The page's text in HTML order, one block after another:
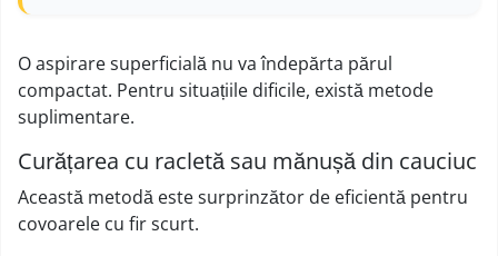
O aspirare superficială nu va îndepărta părul
compactat. Pentru situațiile dificile, există metode
suplimentare.
Curățarea cu racletă sau mănușă din cauciuc
Această metodă este surprinzător de eficientă pentru
covoarele cu fir scurt.